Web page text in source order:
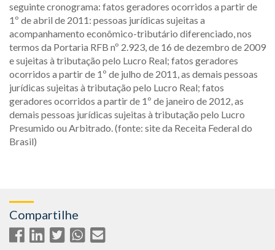
seguinte cronograma: fatos geradores ocorridos a partir de
1º de abril de 2011: pessoas jurídicas sujeitas a
acompanhamento econômico-tributário diferenciado, nos
termos da Portaria RFB nº 2.923, de 16 de dezembro de 2009
e sujeitas à tributação pelo Lucro Real; fatos geradores
ocorridos a partir de 1º de julho de 2011, as demais pessoas
jurídicas sujeitas à tributação pelo Lucro Real; fatos
geradores ocorridos a partir de 1º de janeiro de 2012, as
demais pessoas jurídicas sujeitas à tributação pelo Lucro
Presumido ou Arbitrado. (fonte: site da Receita Federal do
Brasil)
Compartilhe